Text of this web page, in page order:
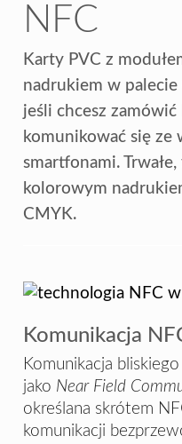
NFC
Karty PVC z
nadrukiem w
jeśli chcesz
komunikować się ze
smartfonami.
kolorowym
CMYK.
Komunikacja
Komunikacja
jako Near Field
określana skrótem
komunikacji